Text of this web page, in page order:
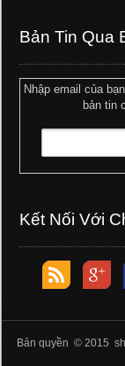
Bản Tin Qua
Nhập email của
bản tin
Kết Nối Với
Bản quyền © 2015